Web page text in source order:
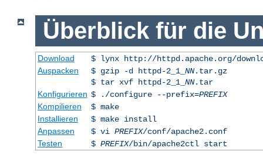
Überblick für die
Download
$ lynx http://httpd.apache.org/
Auspacken
$ gzip -d httpd-2_1_ NN.tar.gz
$ tar xvf httpd-2_1_ NN.tar
Konfigurieren $ ./configure --prefix=PREFIX
Kompilieren
$ make
Installieren
$ make install
Anpassen
$ vi PREFIX/conf/apache2.conf
Testen
$ PREFIX/bin/apache2ctl start